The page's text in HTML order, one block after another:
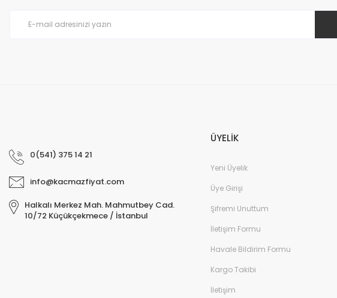
0(541) 375 14 21
info@kacmazfiyat.com
Halkalı Merkez Mah. Mahmutbey Cad.
10/72 Küçükçekmece / İstanbul
ÜYELİK
Yeni Üyelik
Üye Girişi
Şifremi Unuttum
İletişim Formu
Havale Bildirim Formu
Kargo Takibi
İletişim